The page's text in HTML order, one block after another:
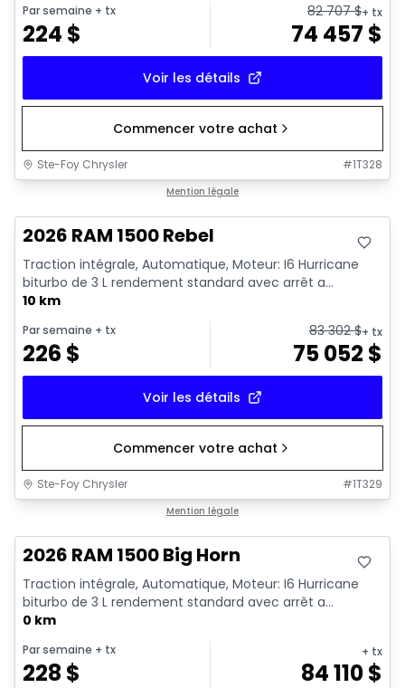
Par semaine + tx
224 $
82 707$+ tx
74 457 $
Voir les détails
Commencer votre achat
Ste-Foy Chrysler #1T328
Mention légale
2026 RAM 1500 Rebel
Traction intégrale, Automatique, Moteur: I6 Hurricane
biturbo de 3 L rendement standard avec arrêt a...
10 km
Par semaine + tx
226 $
83 302$+ tx
75 052 $
Voir les détails
Commencer votre achat
Ste-Foy Chrysler #1T329
Mention légale
2026 RAM 1500 Big Horn
Traction intégrale, Automatique, Moteur: I6 Hurricane
biturbo de 3 L rendement standard avec arrêt a...
0 km
Par semaine + tx
228 $
+ tx
84 110$